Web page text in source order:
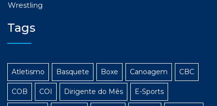
Wrestling
Tags
Atletismo Basquete Boxe Canoagem CBC
COB COI Dirigente do Mês E-Sports